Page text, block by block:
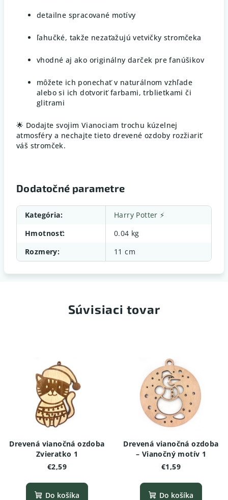
detailne spracované motívy
ľahučké, takže nezaťažujú vetvičky stromčeka
vhodné aj ako originálny darček pre fanúšikov
môžete ich ponechať v naturálnom vzhľade
alebo si ich dotvoriť farbami, trblietkami či
glitrami
🌟 Dodajte svojim Vianociam trochu kúzelnej
atmosféry a nechajte tieto drevené ozdoby rozžiariť
váš stromček.
Dodatočné parametre
Kategória:
Harry Potter ⚡
Hmotnosť:
0.04 kg
Rozmery: 11 cm
Súvisiaci tovar
Drevená vianočná ozdoba
Zvieratko 1
€2,59
Do košíka
Drevená vianočná ozdoba
– Vianočný motív 1
€1,59
Do košíka